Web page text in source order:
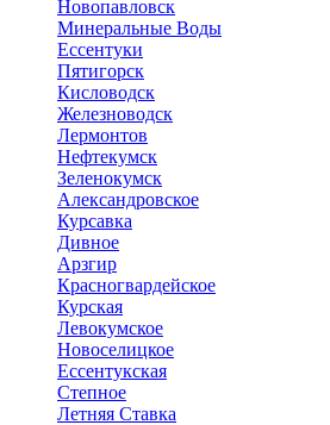
Новопавловск
Минеральные Воды
Ессентуки
Пятигорск
Кисловодск
Железноводск
Лермонтов
Нефтекумск
Зеленокумск
Александровское
Курсавка
Дивное
Арзгир
Красногвардейское
Курская
Левокумское
Новоселицкое
Ессентукская
Степное
Летняя Ставка